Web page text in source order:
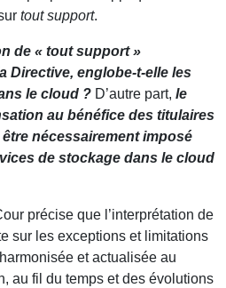
tout support.
de « tout support »
Directive, englobe-t-elle les
le cloud ? D’autre part, le
au bénéfice des titulaires
nécessairement imposé
de stockage dans le cloud
que l’interprétation de
sur les exceptions et limitations
et actualisée au
au fil du temps et des évolutions